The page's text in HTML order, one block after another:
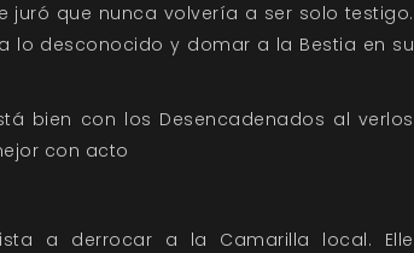
juró que nunca volvería a ser solo testigo.
lo desconocido y domar a la Bestia en su
bien con los Desencadenados al verlos
con acto
a derrocar a la Camarilla local. Elle